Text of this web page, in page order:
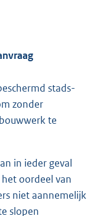
stads-
zonder
te
in ieder geval
oordeel van
niet aannemelijk
slopen